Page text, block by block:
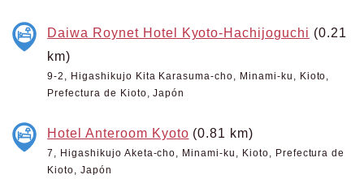
Daiwa Roynet Hotel Kyoto-Hachijoguchi (0.21
km)
9-2, Higashikujo Kita Karasuma-cho, Minami-ku, Kioto,
Prefectura de Kioto, Japón
Hotel Anteroom Kyoto (0.81 km)
7, Higashikujo Aketa-cho, Minami-ku, Kioto, Prefectura de
Kioto, Japón